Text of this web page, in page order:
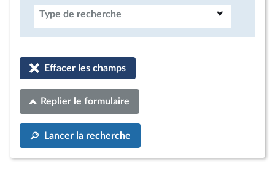
Type de recherche
Effacer les champs
Replier le formulaire
Lancer la recherche